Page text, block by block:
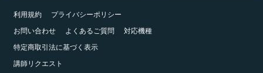
利用規約
プライバシーポリシー
お問い合わせ
よくあるご質問
対応機種
特定商取引法に基づく表示
講師リクエスト